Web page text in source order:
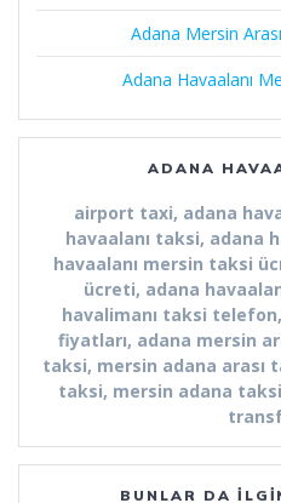
Adana Mersin
Adana Havaalanı
ADANA
airport taxi, adana
havaalanı taksi, adana
havaalanı mersin taksi
ücreti, adana
havalimanı taksi
fiyatları, adana mersin
taksi, mersin adana arası
taksi, mersin adana
BUNLAR DA